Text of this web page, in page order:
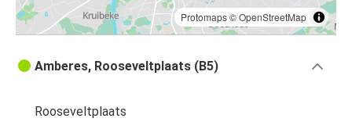
Protomaps©OpenStreetMap
Amberes, Rooseveltplaats (B5)
Rooseveltplaats